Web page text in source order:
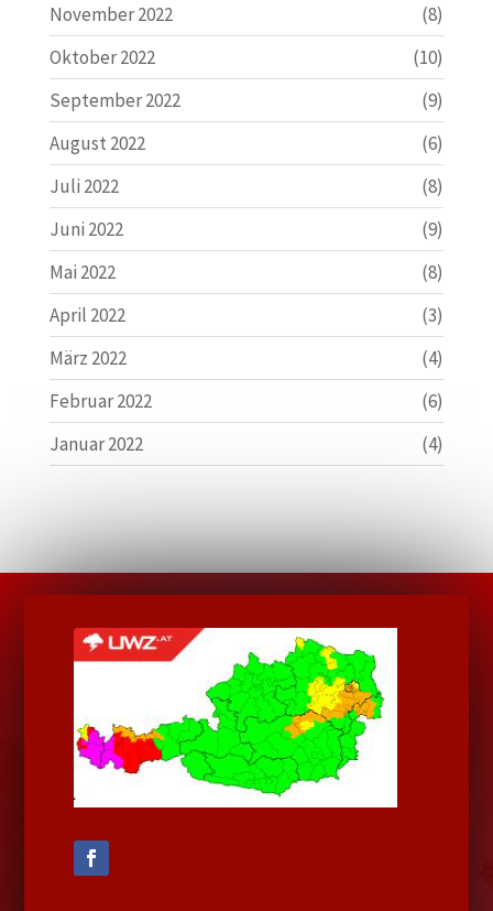
November 2022
(8)
Oktober 2022
(10)
September 2022
(9)
August 2022
(6)
Juli 2022
(8)
Juni 2022
(9)
Mai 2022
(8)
April 2022
(3)
März 2022
(4)
Februar 2022
(6)
Januar 2022
(4)